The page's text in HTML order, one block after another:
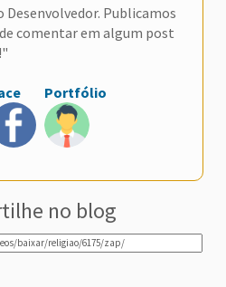
Desenvolvedor. Publicamos
comentar em algum post
Portfólio
no blog